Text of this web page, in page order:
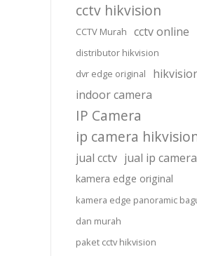
cctv hikvision
CCTV Murah cctv online
distributor hikvision
dvr edge original
indoor camera
IP Camera
ip camera
jual cctv jual ip camera
kamera edge original
kamera edge panoramic
dan murah
paket cctv hikvision